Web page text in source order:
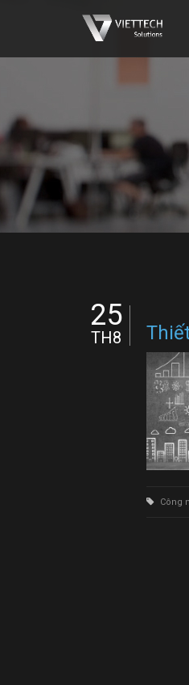
25
TH8
Công